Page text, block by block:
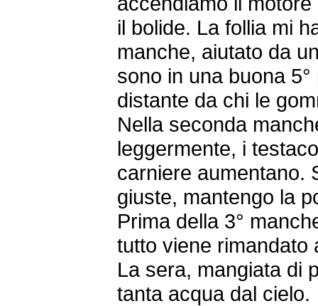
il bolide. La follia mi
manche, aiutato da
sono in una buona
distante da chi le
Nella seconda
leggermente, i
carniere aumentano.
giuste, mantengo la
Prima della 3°
tutto viene rimandato
La sera, mangiata di
tanta acqua dal cielo.